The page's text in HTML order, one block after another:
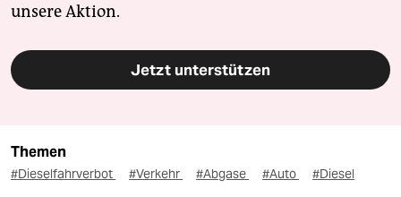
unsere Aktion.
Jetzt unterstützen
Themen
#Dieselfahrverbot #Verkehr #Abgase #Auto #Diesel